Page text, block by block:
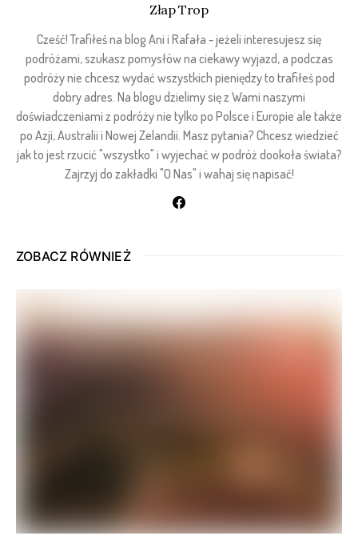
Złap Trop
Cześć! Trafiłeś na blog Ani i Rafała - jeżeli interesujesz się
podróżami, szukasz pomysłów na ciekawy wyjazd, a podczas
podróży nie chcesz wydać wszystkich pieniędzy to trafiłeś pod
dobry adres. Na blogu dzielimy się z Wami naszymi
doświadczeniami z podróży nie tylko po Polsce i Europie ale także
po Azji, Australii i Nowej Zelandii. Masz pytania? Chcesz wiedzieć
jak to jest rzucić "wszystko" i wyjechać w podróż dookoła świata?
Zajrzyj do zakładki "O Nas" i wahaj się napisać!
ZOBACZ RÓWNIEŻ